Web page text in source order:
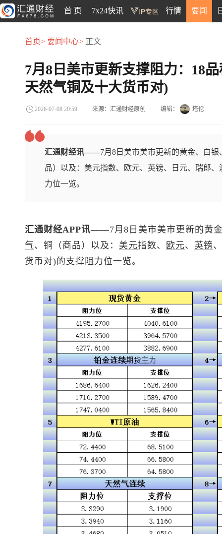
首 页 7x24快讯 行情 要闻
首页> 要闻中心> 正文
7月8日美市更新支撑阻力：18
天然气铜及十大货币对)
2026-07-08 20:59 来源：汇通财经原创 编辑： 塔伦
汇通财经讯——7月8日美市美市更新的黄金、白
品）以及：美元指数、欧元、英镑、日元、瑞郎
力位一览。
汇通财经APP讯——7月8日美市美市更新的黄
气、铜（商品）以及： 美元指数、 欧元、 英镑、
货币对)的支撑阻力位一览。